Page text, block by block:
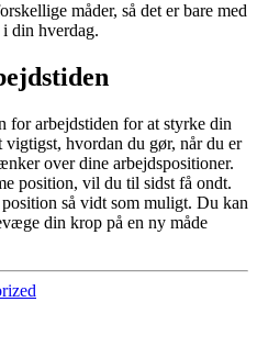
måder, så det er bare med
i din hverdag.
for arbejdstiden for at styrke din
hvordan du gør, når du er
over dine arbejdspositioner.
position, vil du til sidst få ondt.
så vidt som muligt. Du kan
din krop på en ny måde